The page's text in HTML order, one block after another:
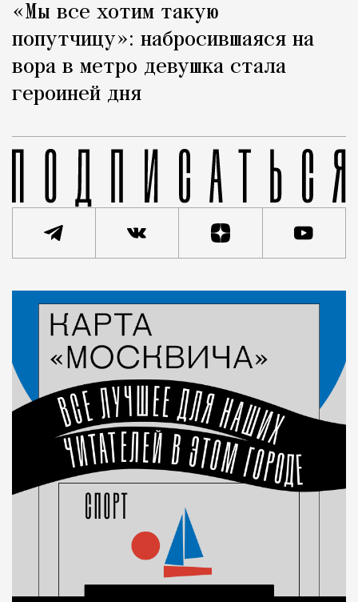
«Мы все хотим такую
попутчицу»: набросившаяся на
вора в метро девушка стала
героиней дня